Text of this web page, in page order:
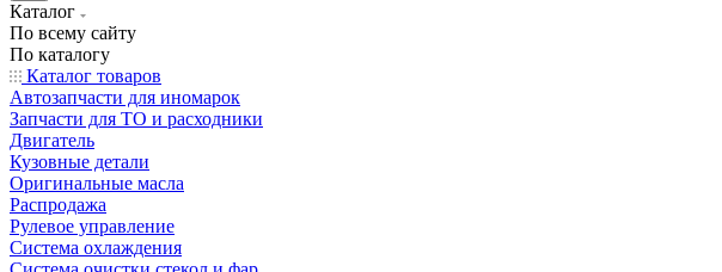
Каталог
По всему сайту
По каталогу
Каталог товаров
Автозапчасти для иномарок
Запчасти для ТО и расходники
Двигатель
Кузовные детали
Оригинальные масла
Распродажа
Рулевое управление
Система охлаждения